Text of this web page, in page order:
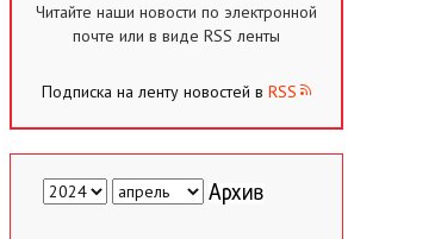
Читайте наши новости по электронной
почте или в виде RSS ленты
Подписка на ленту новостей в RSS